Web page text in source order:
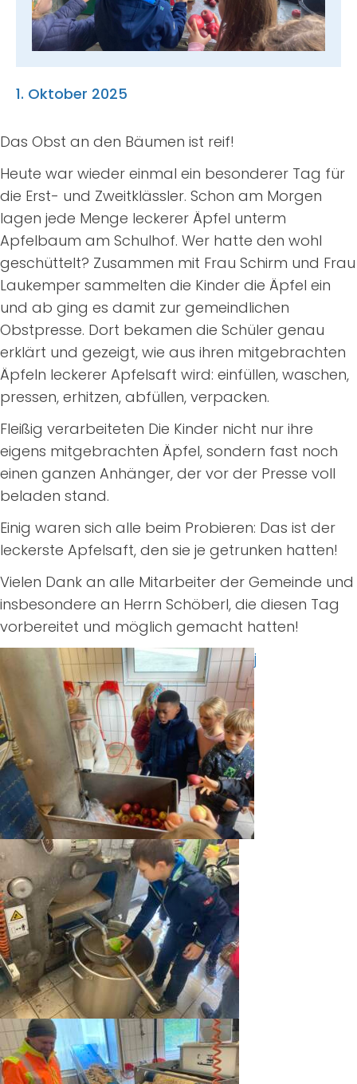
Suche
nach:
1. Oktober 2025
Das Obst an den Bäumen ist reif!
Heute war wieder einmal ein besonderer Tag für
die Erst- und Zweitklässler. Schon am Morgen
lagen jede Menge leckerer Äpfel unterm
Apfelbaum am Schulhof. Wer hatte den wohl
geschüttelt? Zusammen mit Frau Schirm und Frau
Laukemper sammelten die Kinder die Äpfel ein
und ab ging es damit zur gemeindlichen
Obstpresse. Dort bekamen die Schüler genau
erklärt und gezeigt, wie aus ihren mitgebrachten
Äpfeln leckerer Apfelsaft wird: einfüllen, waschen,
pressen, erhitzen, abfüllen, verpacken.
Fleißig verarbeiteten Die Kinder nicht nur ihre
eigens mitgebrachten Äpfel, sondern fast noch
einen ganzen Anhänger, der vor der Presse voll
beladen stand.
Einig waren sich alle beim Probieren: Das ist der
leckerste Apfelsaft, den sie je getrunken hatten!
Vielen Dank an alle Mitarbeiter der Gemeinde und
insbesondere an Herrn Schöberl, die diesen Tag
vorbereitet und möglich gemacht hatten!
j